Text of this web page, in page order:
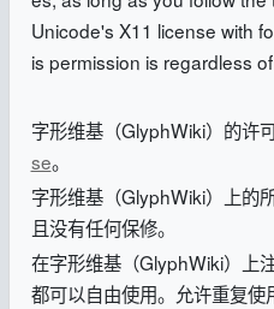
Unicode's X11 license with
is permission is regardless
字形维基（GlyphWiki）的许
se。
字形维基（GlyphWiki）上的
且没有任何保修。
在字形维基（GlyphWiki）上
都可以自由使用。允许重复